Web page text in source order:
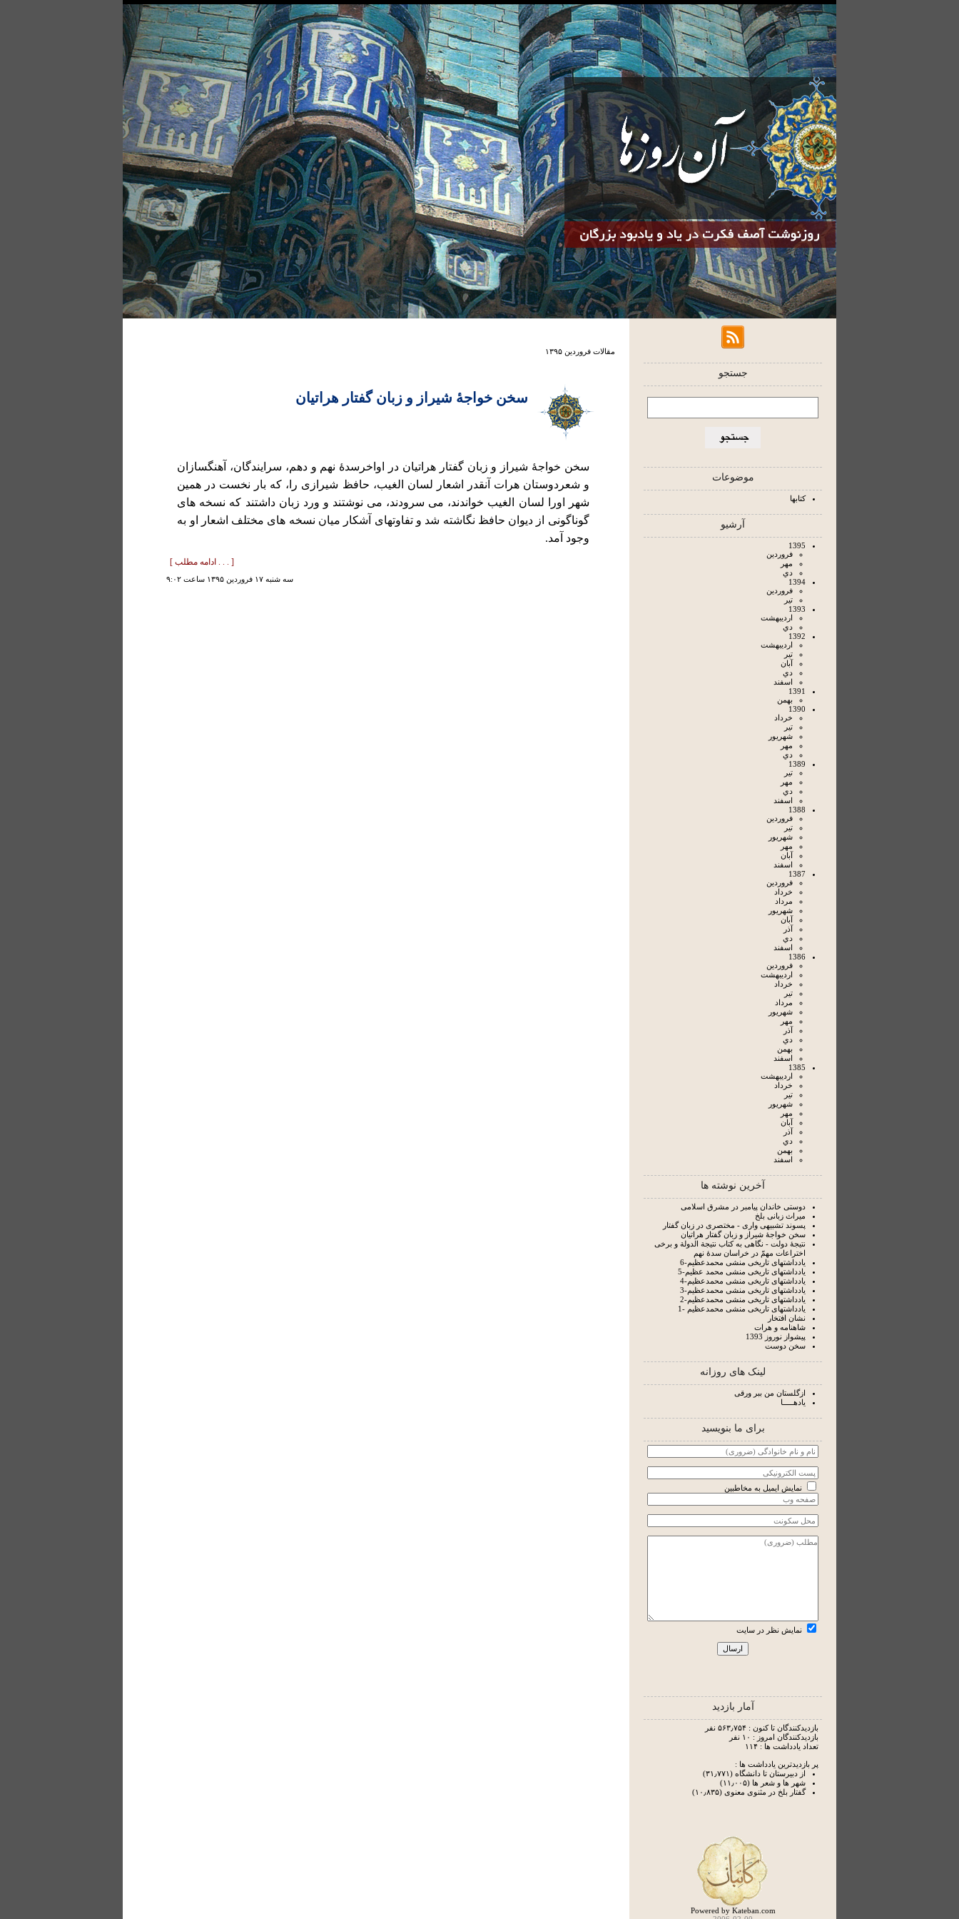
جستجو
موضوعات
کتابها
آرشیو
1395
فروردين
مهر
دي
1394
فروردين
تير
1393
ارديبهشت
دي
1392
ارديبهشت
تير
آبان
دي
اسفند
1391
بهمن
1390
خرداد
تير
شهريور
مهر
دي
1389
تير
مهر
دي
اسفند
1388
فروردين
تير
شهريور
مهر
آبان
اسفند
1387
فروردين
خرداد
مرداد
شهريور
آبان
آذر
دي
اسفند
1386
فروردين
ارديبهشت
خرداد
تير
مرداد
شهريور
مهر
آذر
دي
بهمن
اسفند
1385
ارديبهشت
خرداد
تير
شهريور
مهر
آبان
آذر
دي
بهمن
اسفند
آخرین نوشته ها
دوستی خاندان پیامبر در مشرق اسلامی
میراث زبانی بلخ
پسوند تشبیهی واری - مختصری در زبان گفتار
سخن خواجۀ شیراز و زبان گفتار هراتیان
نتيجۀ دولت - نگاهى به كتاب نتيجة الدولة و برخی
اختراعات مهمّ در خراسان سدۀ نهم
یادداشتهای تاریخی منشی محمدعظیم-6
یادداشتهای تاریخی منشی محمد عظیم-5
یادداشتهای تاریخی منشی محمدعظیم-4
یادداشتهای تاریخی منشی محمدعظیم-3
یادداشتهای تاریخی منشی محمدعظیم-2
یادداشتهای تاریخی منشی محمدعظیم -1
نشان افتخار
شاهنامه و هرات
پیشواز نوروز 1393
سخن دوست
لینک های روزانه
ازگلستان من ببر ورقی
یادهـــــا
برای ما بنویسید
نمایش ایمیل به مخاطبین
نمایش نظر در سایت
آمار بازدید
بازدیدکنندگان تا کنون : ۵۶۳٫۷۵۴ نفر
بازدیدکنندگان امروز : ۱۰ نفر
تعداد یادداشت ها : ۱۱۴
پر بازدیدترین یادداشت ها :
از دبیرستان تا دانشگاه (۳۱٫۷۷۱)
شهر ها و شعر ها (۱۱٫۰۰۵)
گفتار بلخ در مثنوی معنوی (۱۰٫۸۳۵)
Powered by Kateban.com
مقالات فروردين ۱۳۹۵
سخن خواجۀ شیراز و زبان گفتار هراتیان
سخن خواجۀ شیراز و زبان گفتار هراتیان در اواخرسدۀ نهم و دهم، سرایندگان، آهنگسازان
و شعردوستان هرات آنقدر اشعار لسان الغیب، حافظ شیرازی را، که بار نخست در همین
شهر اورا لسان الغیب خواندند، می سرودند، می نوشتند و ورد زبان داشتند که نسخه های
گوناگونی از دیوان حافظ نگاشته شد و تفاوتهای آشکار میان نسخه های مختلف اشعار او به
وجود آمد.
[ . . . ادامه مطلب ]
سه شنبه ۱۷ فروردين ۱۳۹۵ ساعت ۹:۰۲